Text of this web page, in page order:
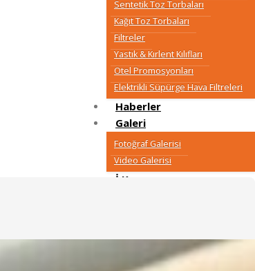
Sentetik Toz Torbaları
Kağıt Toz Torbaları
Filtreler
Yastık & Kırlent Kılıfları
Otel Promosyonları
Elektrikli Süpürge Hava Filtreleri
Haberler
Galeri
Fotoğraf Galerisi
Video Galerisi
İ.K.
İletişim